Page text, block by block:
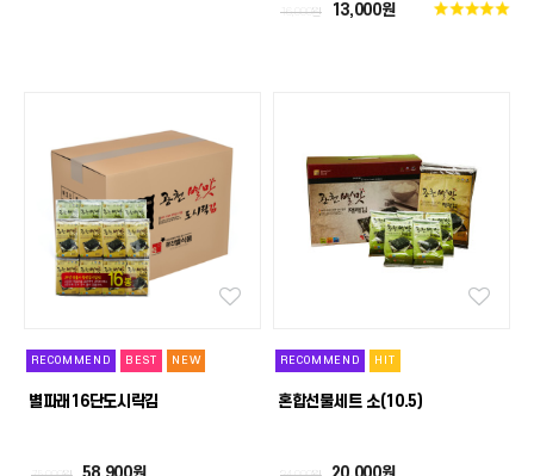
16,000원 13,000원
RECOMMEND BEST NEW
별파래16단도시락김
RECOMMEND HIT
혼합선물세트 소(10.5)